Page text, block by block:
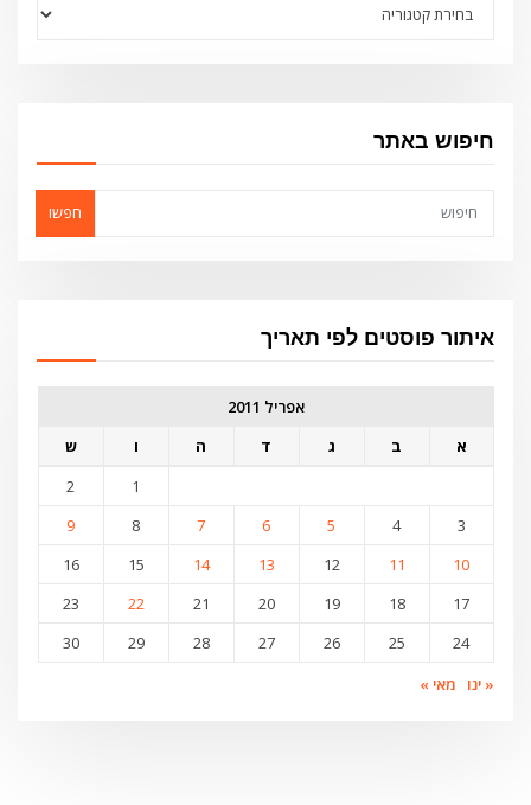
חיפוש באתר
חפשו
איתור פוסטים לפי תאריך
אפריל 2011
א
ב ג ד ה ו
ש
1
2
3
4
5
6
7
8
9
10
11
12
13
14
15
16
17
18
19
20
21
22
23
24
25
26
27
28
29
30
« ינו
מאי »